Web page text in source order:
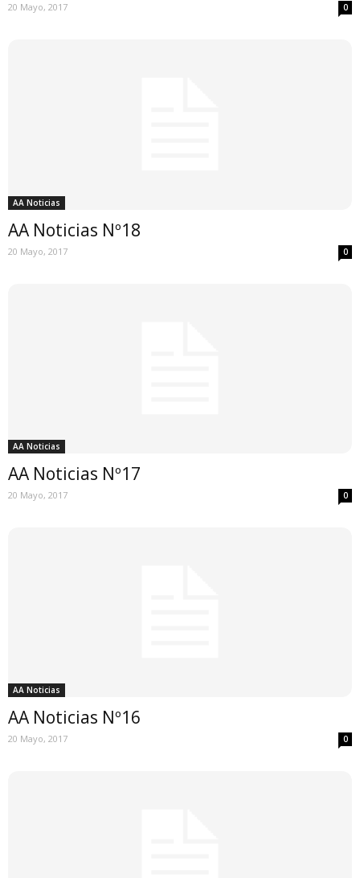
20 Mayo, 2017 0
AA Noticias
AA Noticias Nº18
20 Mayo, 2017 0
AA Noticias
AA Noticias Nº17
20 Mayo, 2017 0
AA Noticias
AA Noticias Nº16
20 Mayo, 2017 0